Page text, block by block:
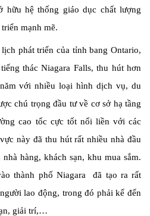
hữu hệ thống giáo dục chất lượng
mạnh mẽ.
phát triển của tỉnh bang Ontario,
thác Niagara Falls, thu hút hơn
với nhiều loại hình dịch vụ, du
chú trọng đầu tư về cơ sở hạ tầng
cao tốc cực tốt nối liền với các
này đã thu hút rất nhiều nhà đầu
hàng, khách sạn, khu mua sắm.
thành phố Niagara đã tạo ra rất
lao động, trong đó phải kể đến
giải trí,…